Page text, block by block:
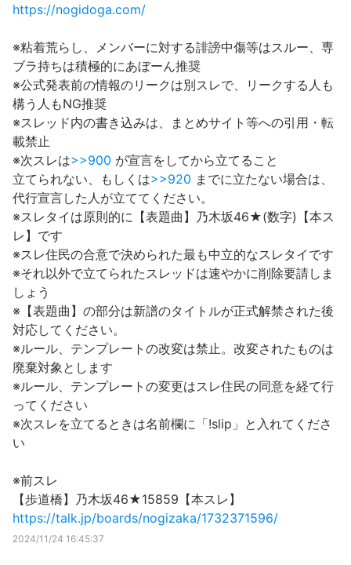
https://nogidoga.com/
※粘着荒らし、メンバーに対する誹謗中傷等はスルー、専
ブラ持ちは積極的にあぼーん推奨
※公式発表前の情報のリークは別スレで、リークする人も
構う人もNG推奨
※スレッド内の書き込みは、まとめサイト等への引用・転
載禁止
※次スレは>>900 が宣言をしてから立てること
立てられない、もしくは>>920 までに立たない場合は、
代行宣言した人が立ててください。
※スレタイは原則的に【表題曲】乃木坂46★(数字)【本ス
レ】です
※スレ住民の合意で決められた最も中立的なスレタイです
※それ以外で立てられたスレッドは速やかに削除要請しま
しょう
※【表題曲】の部分は新譜のタイトルが正式解禁された後
対応してください。
※ルール、テンプレートの改変は禁止。改変されたものは
廃棄対象とします
※ルール、テンプレートの変更はスレ住民の同意を経て行
ってください
※次スレを立てるときは名前欄に「!slip」と入れてくださ
い
※前スレ
【歩道橋】乃木坂46★15859【本スレ】
https://talk.jp/boards/nogizaka/1732371596/
2024/11/24 16:45:37